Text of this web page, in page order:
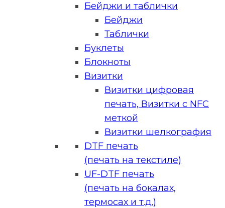
Бейджи и таблички
Бейджи
Таблички
Буклеты
Блокноты
Визитки
Визитки цифровая
печать, Визитки с NFC
меткой
Визитки шелкография
DTF печать
(печать на текстиле)
UF-DTF печать
(печать на бокалах,
термосах и т.д.)